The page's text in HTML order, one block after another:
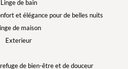
Linge de bain
et élégance pour de belles nuits
de maison
Exterieur
de bien-être et de douceur